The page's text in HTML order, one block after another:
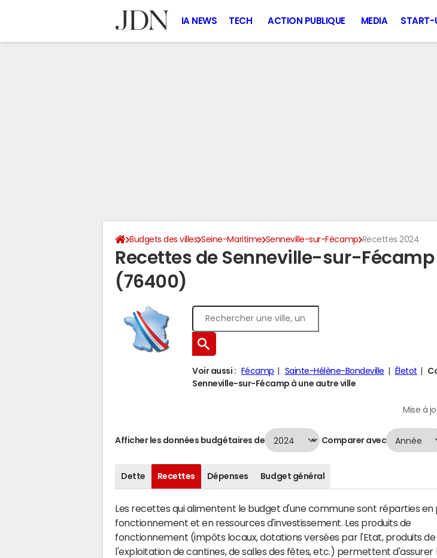
IA NEWS TECH ACTION PUBLIQUE MEDIA START-
Budgets des villes Seine-Maritime Senneville-sur-Fécamp Recettes 2024
Recettes de Senneville-sur-Fécamp
(76400)
Voir aussi : Fécamp Sainte-Hélène-Bondeville Életot
Senneville-sur-Fécamp à une autre ville
Mise à
Afficher les données budgétaires de Comparer avec
Dette Recettes Dépenses Budget général
Les recettes qui alimentent le budget d'une commune sont réparties en
fonctionnement et en ressources d'investissement. Les produits de
fonctionnement (impôts locaux, dotations versées par l'Etat, produits de
l'exploitation de cantines, de salles des fêtes, etc.) permettent d'assurer